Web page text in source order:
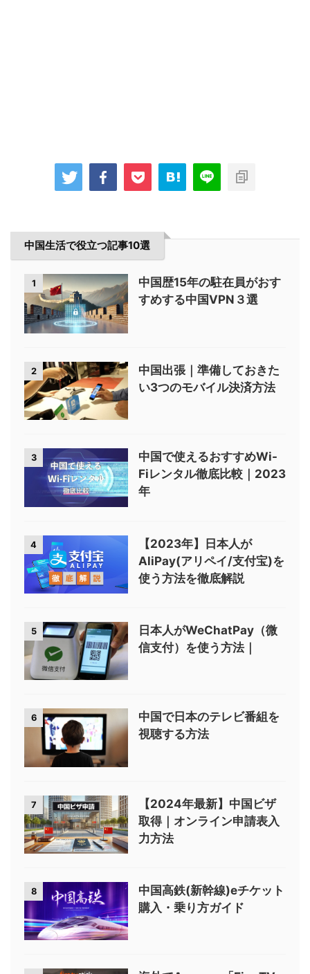
中国生活で役立つ記事10選
1
中国歴15年の駐在員がおす
すめする中国VPN３選
2
中国出張｜準備しておきた
い3つのモバイル決済方法
3
中国で使えるおすすめWi-
Fiレンタル徹底比較｜2023
年
4
【2023年】日本人が
AliPay(アリペイ/支付宝)を
使う方法を徹底解説
5
日本人がWeChatPay（微
信支付）を使う方法｜
6
中国で日本のテレビ番組を
視聴する方法
7
【2024年最新】中国ビザ
取得｜オンライン申請表入
力方法
8
中国高鉄(新幹線)eチケット
購入・乗り方ガイド